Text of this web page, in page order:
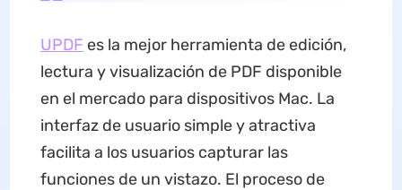
UPDF es la mejor herramienta de edición,
lectura y visualización de PDF disponible
en el mercado para dispositivos Mac. La
interfaz de usuario simple y atractiva
facilita a los usuarios capturar las
funciones de un vistazo. El proceso de